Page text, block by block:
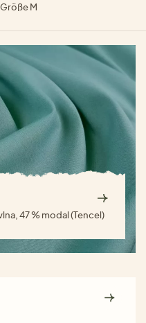
M
47 % modal (Tencel)